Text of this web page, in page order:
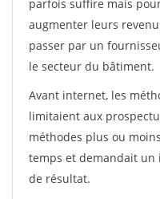
parfois suffire mais
augmenter leurs
passer par un
le secteur du bâtiment.
Avant internet, les
limitaient aux
méthodes plus ou
temps et demandait un
de résultat.